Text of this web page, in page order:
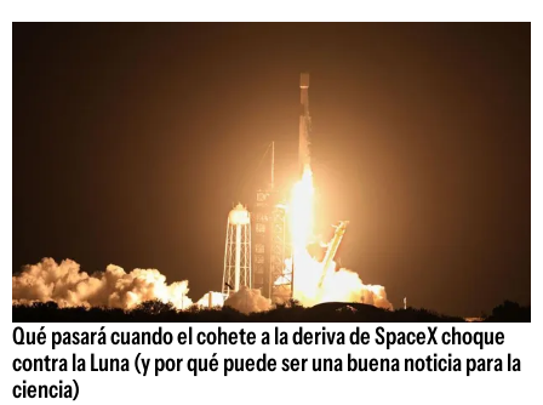
Qué pasará cuando el cohete a la deriva de SpaceX choque
contra la Luna (y por qué puede ser una buena noticia para la
ciencia)